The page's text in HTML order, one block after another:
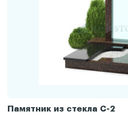
Памятник из стекла С-2